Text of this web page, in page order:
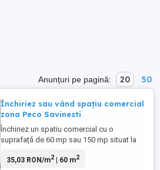
Anunțuri pe pagină: 20 50
Închiriez sau vând spațiu comercial
zona Peco Savinesti
Închiriez un spatiu comercial cu o
suprafață de 60 mp sau 150 mp situat la
in față cu statia peco Petrom din
35,03 RON/m2| 60 m2